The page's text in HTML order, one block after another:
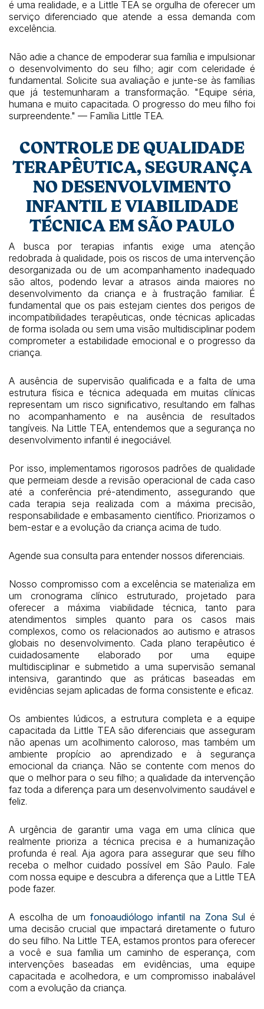
é uma realidade, e a Little TEA se orgulha de oferecer um
serviço diferenciado que atende a essa demanda com
excelência.
Não adie a chance de empoderar sua família e impulsionar
o desenvolvimento do seu filho; agir com celeridade é
fundamental. Solicite sua avaliação e junte-se às famílias
que já testemunharam a transformação. "Equipe séria,
humana e muito capacitada. O progresso do meu filho foi
surpreendente." — Família Little TEA.
CONTROLE DE QUALIDADE
TERAPÊUTICA, SEGURANÇA
NO DESENVOLVIMENTO
INFANTIL E VIABILIDADE
TÉCNICA EM SÃO PAULO
A busca por terapias infantis exige uma atenção
redobrada à qualidade, pois os riscos de uma intervenção
desorganizada ou de um acompanhamento inadequado
são altos, podendo levar a atrasos ainda maiores no
desenvolvimento da criança e à frustração familiar. É
fundamental que os pais estejam cientes dos perigos de
incompatibilidades terapêuticas, onde técnicas aplicadas
de forma isolada ou sem uma visão multidisciplinar podem
comprometer a estabilidade emocional e o progresso da
criança.
A ausência de supervisão qualificada e a falta de uma
estrutura física e técnica adequada em muitas clínicas
representam um risco significativo, resultando em falhas
no acompanhamento e na ausência de resultados
tangíveis. Na Little TEA, entendemos que a segurança no
desenvolvimento infantil é inegociável.
Por isso, implementamos rigorosos padrões de qualidade
que permeiam desde a revisão operacional de cada caso
até a conferência pré-atendimento, assegurando que
cada terapia seja realizada com a máxima precisão,
responsabilidade e embasamento científico. Priorizamos o
bem-estar e a evolução da criança acima de tudo.
Agende sua consulta para entender nossos diferenciais.
Nosso compromisso com a excelência se materializa em
um cronograma clínico estruturado, projetado para
oferecer a máxima viabilidade técnica, tanto para
atendimentos simples quanto para os casos mais
complexos, como os relacionados ao autismo e atrasos
globais no desenvolvimento. Cada plano terapêutico é
cuidadosamente elaborado por uma equipe
multidisciplinar e submetido a uma supervisão semanal
intensiva, garantindo que as práticas baseadas em
evidências sejam aplicadas de forma consistente e eficaz.
Os ambientes lúdicos, a estrutura completa e a equipe
capacitada da Little TEA são diferenciais que asseguram
não apenas um acolhimento caloroso, mas também um
ambiente propício ao aprendizado e à segurança
emocional da criança. Não se contente com menos do
que o melhor para o seu filho; a qualidade da intervenção
faz toda a diferença para um desenvolvimento saudável e
feliz.
A urgência de garantir uma vaga em uma clínica que
realmente prioriza a técnica precisa e a humanização
profunda é real. Aja agora para assegurar que seu filho
receba o melhor cuidado possível em São Paulo. Fale
com nossa equipe e descubra a diferença que a Little TEA
pode fazer.
A escolha de um fonoaudiólogo infantil na Zona Sul é
uma decisão crucial que impactará diretamente o futuro
do seu filho. Na Little TEA, estamos prontos para oferecer
a você e sua família um caminho de esperança, com
intervenções baseadas em evidências, uma equipe
capacitada e acolhedora, e um compromisso inabalável
com a evolução da criança.